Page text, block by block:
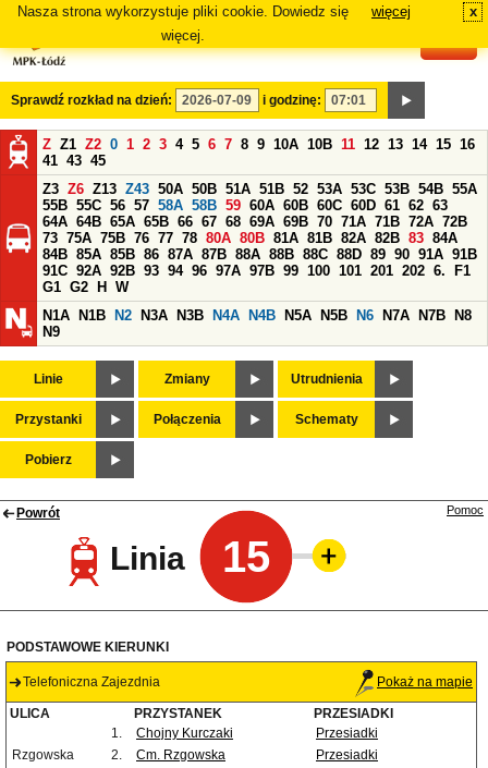
Nasza strona wykorzystuje pliki cookie. Dowiedz się
więcej.
więcej x
Sprawdź rozkład na dzień: i godzinę:
Z Z1 Z2 0 1 2 3 4 5 6 7 8 9 10A 10B 11 12 13 14 15 16
41 43 45
Z3 Z6 Z13 Z43 50A 50B 51A 51B 52 53A 53C 53B 54B 55A
55B 55C 56 57 58A 58B 59 60A 60B 60C 60D 61 62 63
64A 64B 65A 65B 66 67 68 69A 69B 70 71A 71B 72A 72B
73 75A 75B 76 77 78 80A 80B 81A 81B 82A 82B 83 84A
84B 85A 85B 86 87A 87B 88A 88B 88C 88D 89 90 91A 91B
91C 92A 92B 93 94 96 97A 97B 99 100 101 201 202 6.
F1
G1 G2 H
W
N1A
N1B N2 N3A N3B N4A N4B N5A N5B N6 N7A N7B
N8
N9
Linie Zmiany Utrudnienia
Przystanki Połączenia Schematy
Pobierz
Powrót
Linia 15
Pomoc
PODSTAWOWE KIERUNKI
Telefoniczna Zajezdnia Pokaż na mapie
ULICA PRZYSTANEK
PRZESIADKI
1.
Chojny Kurczaki
Przesiadki
Rzgowska
2. Cm. Rzgowska
Przesiadki